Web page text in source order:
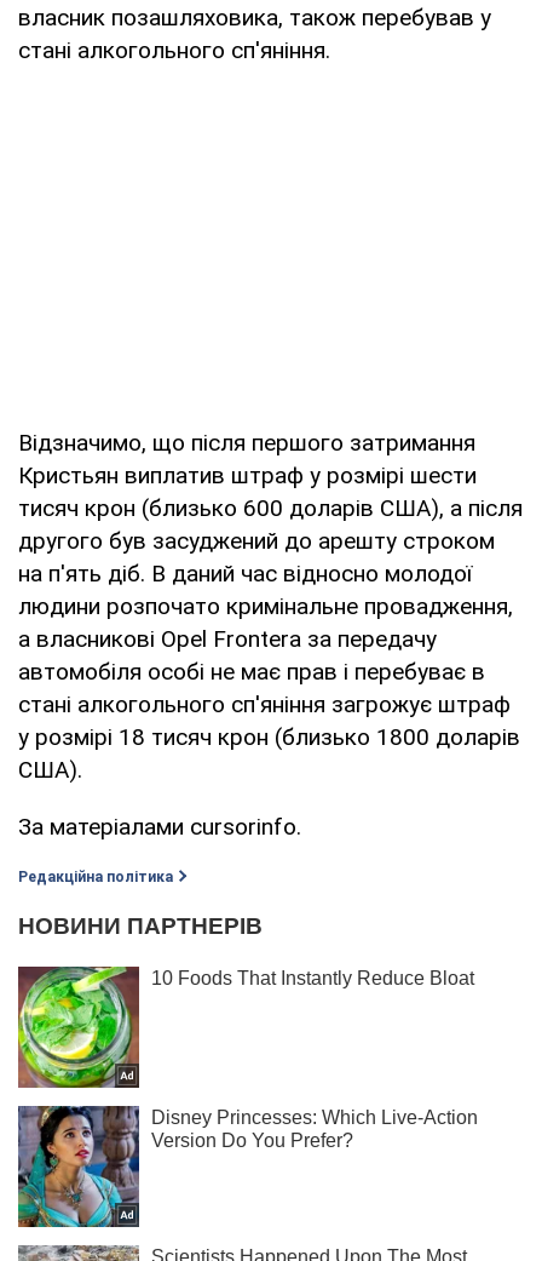
власник позашляховика, також перебував у
стані алкогольного сп'яніння.
Відзначимо, що після першого затримання
Кристьян виплатив штраф у розмірі шести
тисяч крон (близько 600 доларів США), а після
другого був засуджений до арешту строком
на п'ять діб. В даний час відносно молодої
людини розпочато кримінальне провадження,
а власникові Opel Frontera за передачу
автомобіля особі не має прав і перебуває в
стані алкогольного сп'яніння загрожує штраф
у розмірі 18 тисяч крон (близько 1800 доларів
США).
За матеріалами cursorinfo.
Редакційна політика